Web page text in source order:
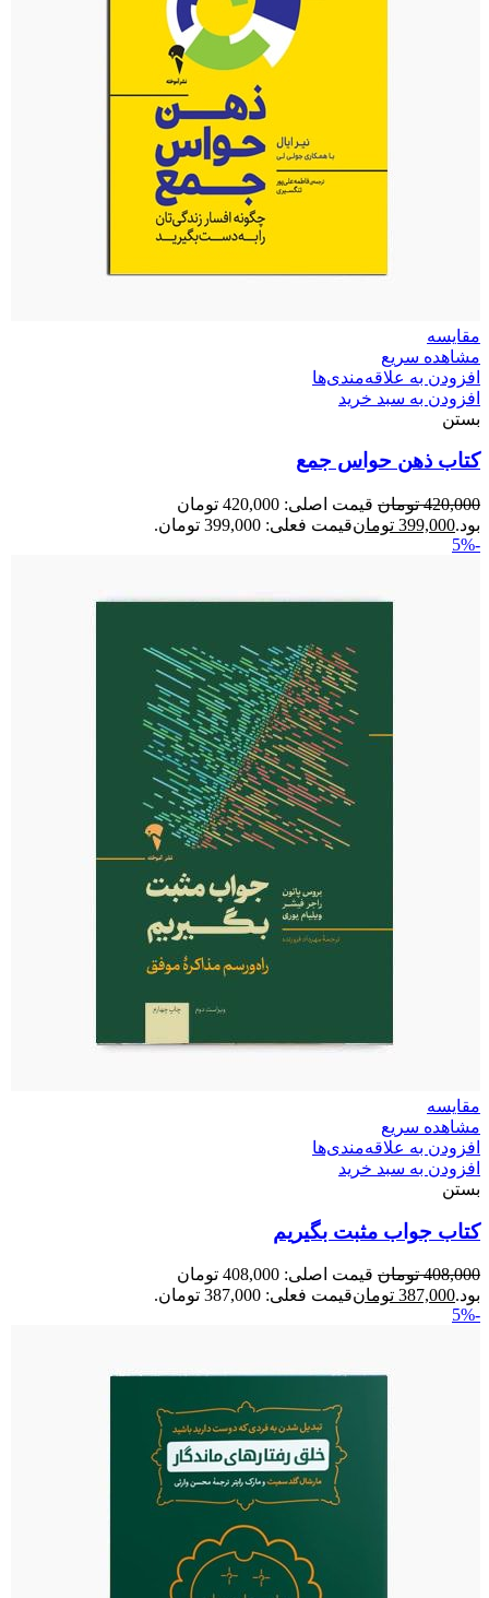
مقایسه
مشاهده سریع
افزودن به علاقه‌مندی‌ها
افزودن به سبد خرید
بستن
کتاب ذهن حواس جمع
420,000 تومان
قیمت اصلی: 420,000 تومان
بود.399,000 تومانقیمت فعلی: 399,000 تومان.
-5%
مقایسه
مشاهده سریع
افزودن به علاقه‌مندی‌ها
افزودن به سبد خرید
بستن
کتاب جواب مثبت بگیریم
408,000 تومان
قیمت اصلی: 408,000 تومان
بود.387,000 تومانقیمت فعلی: 387,000 تومان.
-5%